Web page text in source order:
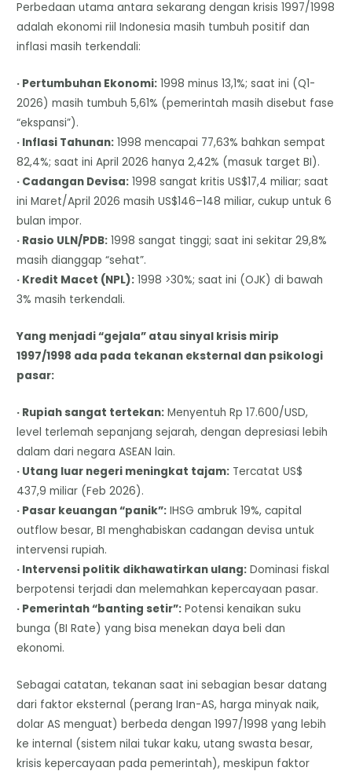
Perbedaan utama antara sekarang dengan krisis 1997/1998
adalah ekonomi riil Indonesia masih tumbuh positif dan
inflasi masih terkendali:
· Pertumbuhan Ekonomi: 1998 minus 13,1%; saat ini (Q1-
2026) masih tumbuh 5,61% (pemerintah masih disebut fase
“ekspansi”).
· Inflasi Tahunan: 1998 mencapai 77,63% bahkan sempat
82,4%; saat ini April 2026 hanya 2,42% (masuk target BI).
· Cadangan Devisa: 1998 sangat kritis US$17,4 miliar; saat
ini Maret/April 2026 masih US$146–148 miliar, cukup untuk 6
bulan impor.
· Rasio ULN/PDB: 1998 sangat tinggi; saat ini sekitar 29,8%
masih dianggap “sehat”.
· Kredit Macet (NPL): 1998 >30%; saat ini (OJK) di bawah
3% masih terkendali.
Yang menjadi “gejala” atau sinyal krisis mirip
1997/1998 ada pada tekanan eksternal dan psikologi
pasar:
· Rupiah sangat tertekan: Menyentuh Rp 17.600/USD,
level terlemah sepanjang sejarah, dengan depresiasi lebih
dalam dari negara ASEAN lain.
· Utang luar negeri meningkat tajam: Tercatat US$
437,9 miliar (Feb 2026).
· Pasar keuangan “panik”: IHSG ambruk 19%, capital
outflow besar, BI menghabiskan cadangan devisa untuk
intervensi rupiah.
· Intervensi politik dikhawatirkan ulang: Dominasi fiskal
berpotensi terjadi dan melemahkan kepercayaan pasar.
· Pemerintah “banting setir”: Potensi kenaikan suku
bunga (BI Rate) yang bisa menekan daya beli dan
ekonomi.
Sebagai catatan, tekanan saat ini sebagian besar datang
dari faktor eksternal (perang Iran-AS, harga minyak naik,
dolar AS menguat) berbeda dengan 1997/1998 yang lebih
ke internal (sistem nilai tukar kaku, utang swasta besar,
krisis kepercayaan pada pemerintah), meskipun faktor